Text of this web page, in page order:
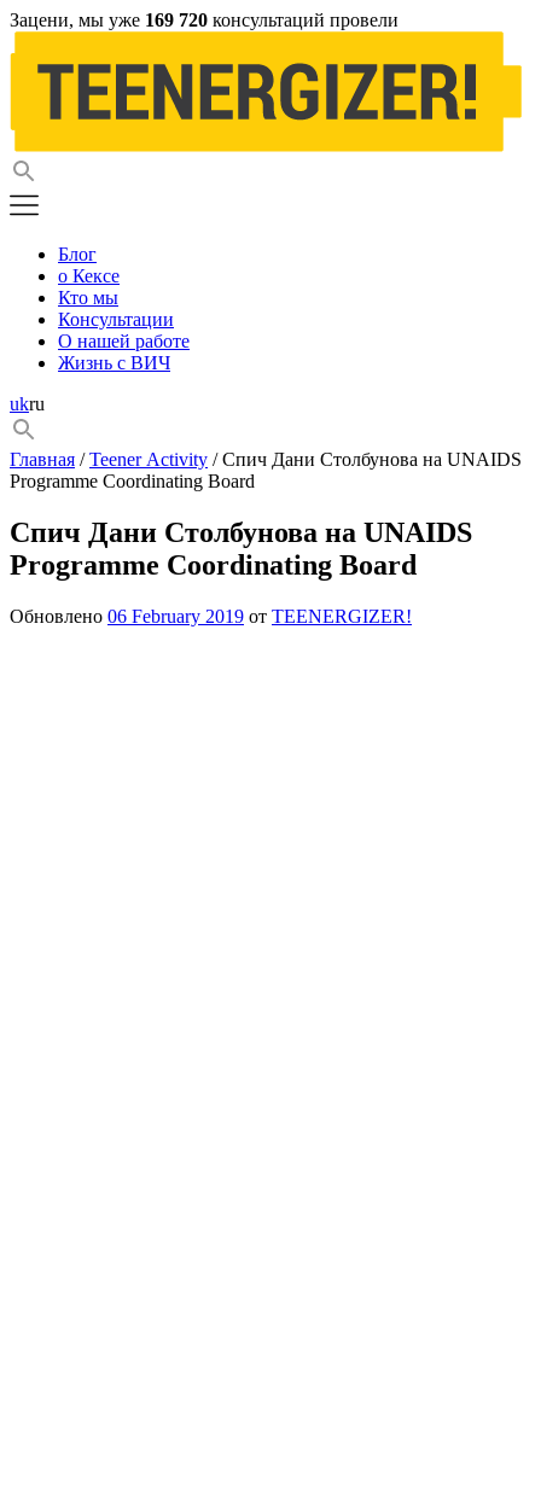
Зацени, мы уже 169 720 консультаций провели
Блог
о Кексе
Кто мы
Консультации
О нашей работе
Жизнь с ВИЧ
ukru
Главная /Teener Activity / Спич Дани Столбунова на UNAIDS
Programme Coordinating Board
Спич Дани Столбунова на UNAIDS
Programme Coordinating Board
Обновлено 06 February 2019 от TEENERGIZER!